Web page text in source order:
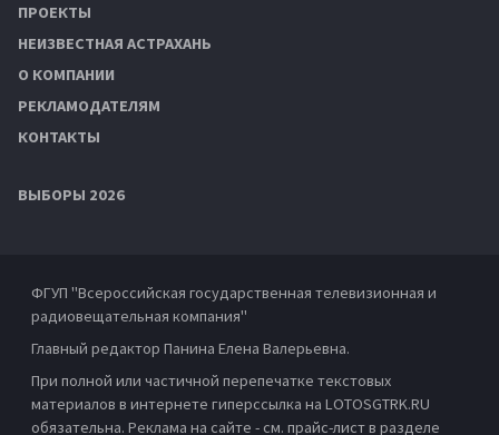
ПРОЕКТЫ
НЕИЗВЕСТНАЯ АСТРАХАНЬ
О КОМПАНИИ
РЕКЛАМОДАТЕЛЯМ
КОНТАКТЫ
ВЫБОРЫ 2026
ФГУП "Всероссийская государственная телевизионная и
радиовещательная компания"
Главный редактор Панина Елена Валерьевна.
При полной или частичной перепечатке текстовых
материалов в интернете гиперссылка на LOTOSGTRK.RU
обязательна. Реклама на сайте - см. прайс-лист в разделе